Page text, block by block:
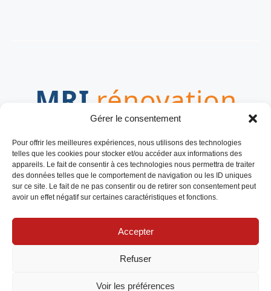
Gérer le consentement
Pour offrir les meilleures expériences, nous utilisons des technologies
telles que les cookies pour stocker et/ou accéder aux informations des
appareils. Le fait de consentir à ces technologies nous permettra de traiter
des données telles que le comportement de navigation ou les ID uniques
sur ce site. Le fait de ne pas consentir ou de retirer son consentement peut
avoir un effet négatif sur certaines caractéristiques et fonctions.
Accepter
Refuser
Voir les préférences
TRAVAUX
© 2026 MRI-RENOVATION.COM
MENTIONS LÉGALES
PLAN DU SITE